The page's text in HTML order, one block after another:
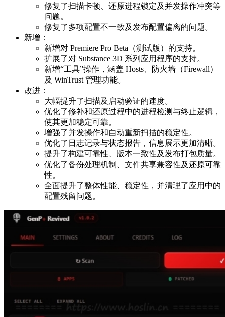
修复了扫描卡顿、还原进程锁定及并发操作冲突等
问题。
修复了多项配置不一致及发布配置偏离的问题。
新增：
新增对 Premiere Pro Beta（测试版）的支持。
扩展了对 Substance 3D 系列应用程序的支持。
新增“工具”操作，涵盖 Hosts、防火墙（Firewall）
及 WinTrust 管理功能。
改进：
大幅提升了扫描及启动验证的速度。
优化了修补和还原过程中的进程检测与终止逻辑，
使其更加稳定可靠。
增强了并发操作和自动重新扫描的稳定性。
优化了日志记录与状态报告，信息展示更加清晰。
提升了构建可靠性、版本一致性及发布打包质量。
优化了备份处理机制、文件共享兼容性及还原可靠
性。
全面提升了整体性能、稳定性，并清理了应用中的
配置残留问题。